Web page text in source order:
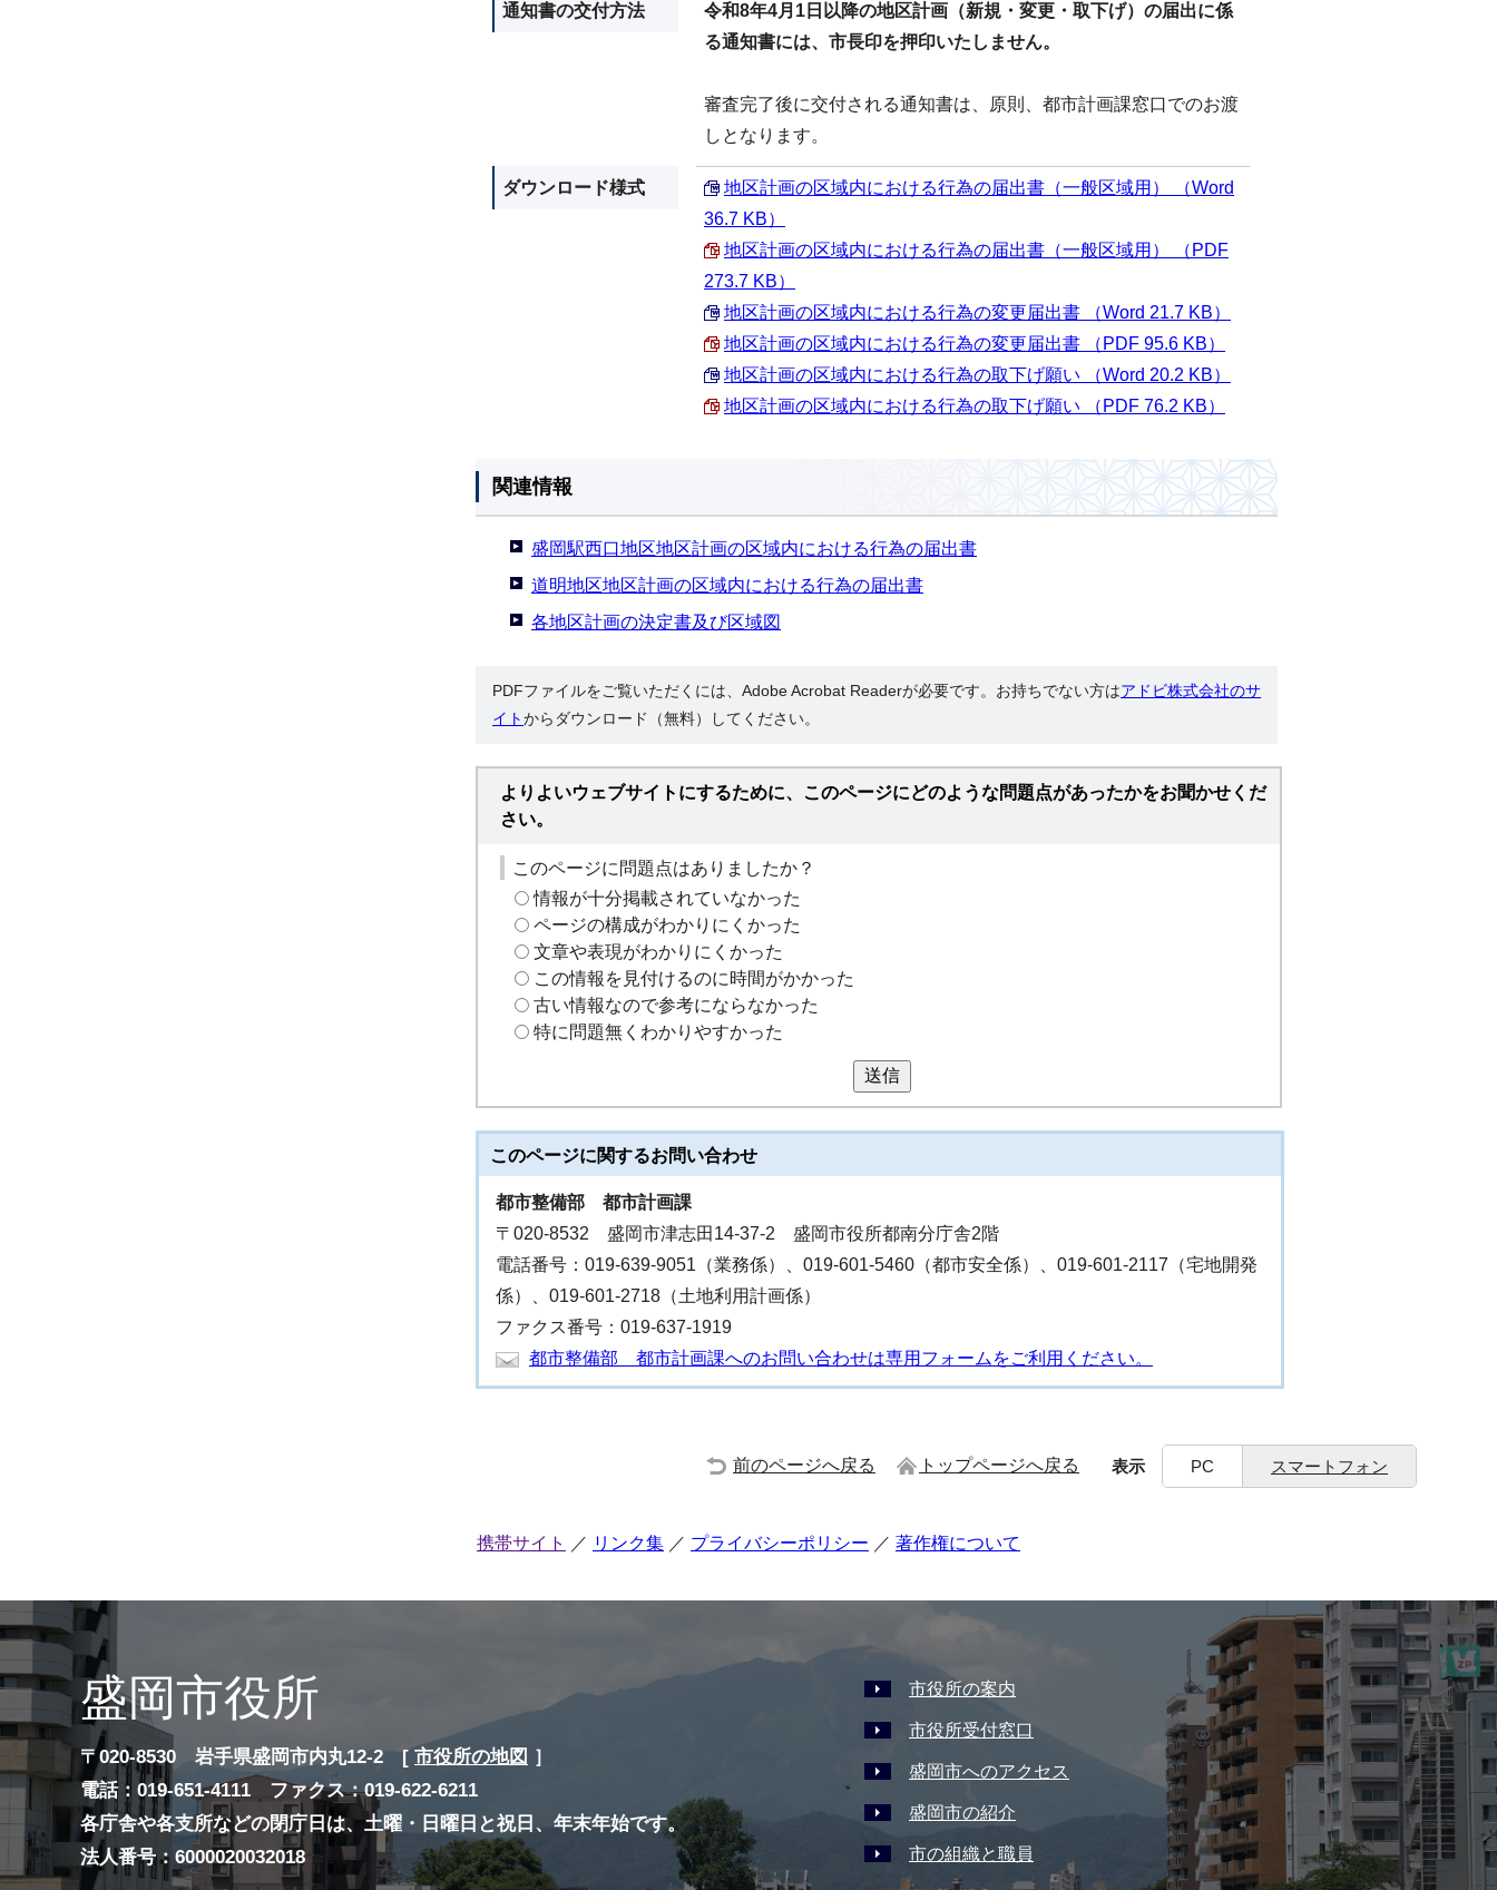
通知書の交付方法
令和8年4月1日以降の地区計画（新規・変更・取下げ）の届出に係
る通知書には、市長印を押印いたしません。
審査完了後に交付される通知書は、原則、都市計画課窓口でのお渡
しとなります。
ダウンロード様式
地区計画の区域内における行為の届出書（一般区域用） （Word
36.7 KB）
地区計画の区域内における行為の届出書（一般区域用） （PDF
273.7 KB）
地区計画の区域内における行為の変更届出書 （Word 21.7 KB）
地区計画の区域内における行為の変更届出書 （PDF 95.6 KB）
地区計画の区域内における行為の取下げ願い （Word 20.2 KB）
地区計画の区域内における行為の取下げ願い （PDF 76.2 KB）
関連情報
盛岡駅西口地区地区計画の区域内における行為の届出書
道明地区地区計画の区域内における行為の届出書
各地区計画の決定書及び区域図
PDFファイルをご覧いただくには、Adobe Acrobat Readerが必要です。お持ちでない方はアドビ株式会社のサ
イトからダウンロード（無料）してください。
よりよいウェブサイトにするために、このページにどのような問題点があったかをお聞かせくだ
さい。
このページに問題点はありましたか？
情報が十分掲載されていなかった
ページの構成がわかりにくかった
文章や表現がわかりにくかった
この情報を見付けるのに時間がかかった
古い情報なので参考にならなかった
特に問題無くわかりやすかった
送信
このページに関するお問い合わせ
都市整備部 都市計画課
〒020-8532 盛岡市津志田14-37-2 盛岡市役所都南分庁舎2階
電話番号：019-639-9051（業務係）、019-601-5460（都市安全係）、019-601-2117（宅地開発
係）、019-601-2718（土地利用計画係）
ファクス番号：019-637-1919
都市整備部 都市計画課へのお問い合わせは専用フォームをご利用ください。
前のページへ戻る トップページへ戻る 表示 PC スマートフォン
携帯サイト リンク集 プライバシーポリシー 著作権について
盛岡市役所
〒020-8530 岩手県盛岡市内丸12-2 [ 市役所の地図 ］
電話：019-651-4111 ファクス：019-622-6211
各庁舎や各支所などの閉庁日は、土曜・日曜日と祝日、年末年始です。
法人番号：6000020032018
市役所の案内
市役所受付窓口
盛岡市へのアクセス
盛岡市の紹介
市の組織と職員